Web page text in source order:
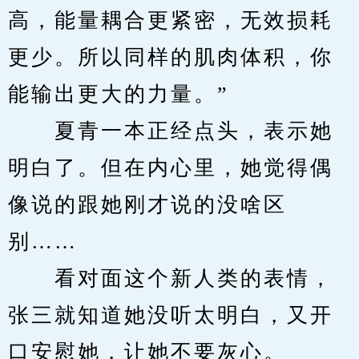
高，能量耦合更紧密，无效损耗
更少。所以同样的肌肉体积，你
能输出更大的力量。”
夏青一本正经点头，表示她
明白了。但在内心里，她觉得偶
像说的跟她刚才说的没啥区
别……
看对面这个新人类的表情，
张三就知道她没听太明白，又开
口安慰她，让她不要灰心。